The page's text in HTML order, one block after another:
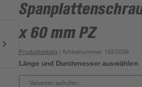
x 60 mm PZ
Produktdetails | Artikelnummer: 1622038
Länge und Durchmesser auswählen
Varianten aufrufen: